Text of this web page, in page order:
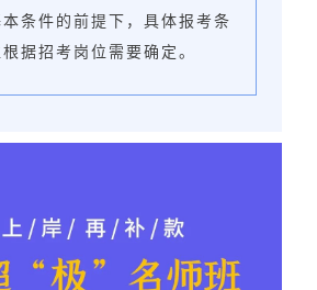
条件的前提下，具体报考条
据招考岗位需要确定。